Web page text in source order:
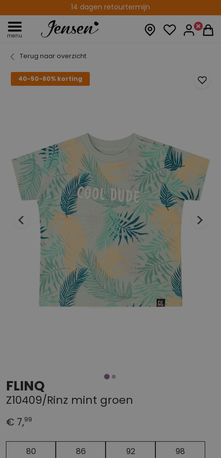
14 dagen retourtermijn
Gratis verzenden vanaf € 75,00
menu
Terug naar overzicht
40-50-60% korting
FLINQ
Z10409/Rinz mint groen
€ 7,99
Een paar stuks op voorraad
Bijna uitverkocht
80 86 92
98